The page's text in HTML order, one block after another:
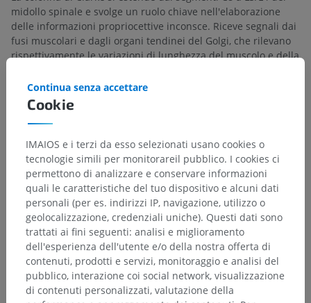
midollo spinale e svolge un ruolo chiave nell'elaborazione
delle informazioni propriocettive inconsce. Riceve segnali dai
fusi muscolari e dagli organi tendinei del Golgi, che rilevano
rispettivamente le variazioni di lunghezza del muscolo e della
colonna di Clarke formano parte dei tratti
spinocerebellare
cervelletto per il coordinamento del movimento.
La traduzione è incorretta? SEGNALA
Bibliografia
Snell, R.S. (2010). ‘Chapter 4: The Spinal Cord and the Ascending and
Descending Tracts’, in Clinical Neuroanatomy
. (7th ed.) Philadelphia:
Wolters Kluwer Health/Lippincott Williams & Wilkins, pp. 137-142.
Byrne, J.H. and Dafny, N. ‘Chapter 3: Anatomy of the Spinal Cord.
[Content reviewed and revised 07 Oct 2020].In Neuroanatomy Online,
Cookie
Continua senza accettare
IMAIOS e i terzi da esso selezionati usano cookies o
tecnologie simili per monitorareil pubblico. I cookies ci
permettono di analizzare e conservare informazioni
quali le caratteristiche del tuo dispositivo e alcuni dati
personali (per es. indirizzi IP, navigazione, utilizzo o
geolocalizzazione, credenziali uniche). Questi dati sono
trattati ai fini seguenti: analisi e miglioramento
dell'esperienza dell'utente e/o della nostra offerta di
contenuti, prodotti e servizi, monitoraggio e analisi del
pubblico, interazione coi social network, visualizzazione
di contenuti personalizzati, valutazione della